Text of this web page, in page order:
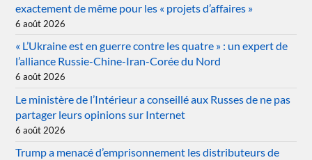
exactement de même pour les « projets d’affaires »
6 août 2026
« L’Ukraine est en guerre contre les quatre » : un expert de
l’alliance Russie-Chine-Iran-Corée du Nord
6 août 2026
Le ministère de l’Intérieur a conseillé aux Russes de ne pas
partager leurs opinions sur Internet
6 août 2026
Trump a menacé d’emprisonnement les distributeurs de